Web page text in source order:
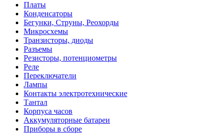
Платы
Конденсаторы
Бегунки, Струны, Реохорды
Микросхемы
Транзисторы, диоды
Разъемы
Резисторы, потенциометры
Реле
Переключатели
Лампы
Контакты электротехнические
Тантал
Корпуса часов
Аккумуляторные батареи
Приборы в сборе